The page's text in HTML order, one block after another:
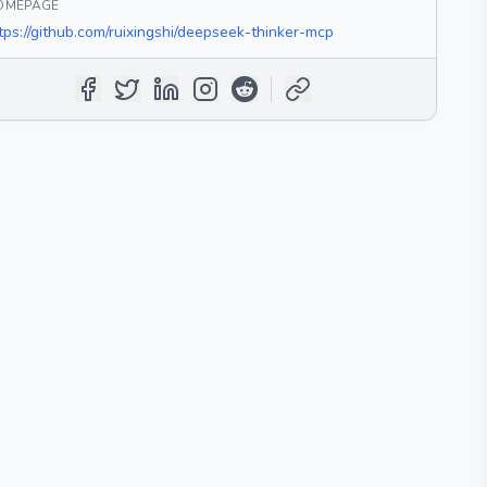
github.com/ruixingshi/deepseek-thinker-mcp